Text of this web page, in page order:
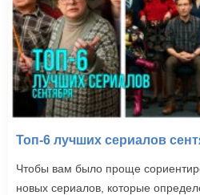
Топ-6 лучших сериалов
Чтобы вам было проще
новых сериалов, которые